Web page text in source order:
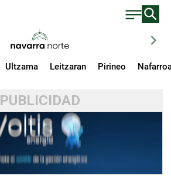
chevron_right
Ultzama Leitzaran Pirineo
PUBLICIDAD